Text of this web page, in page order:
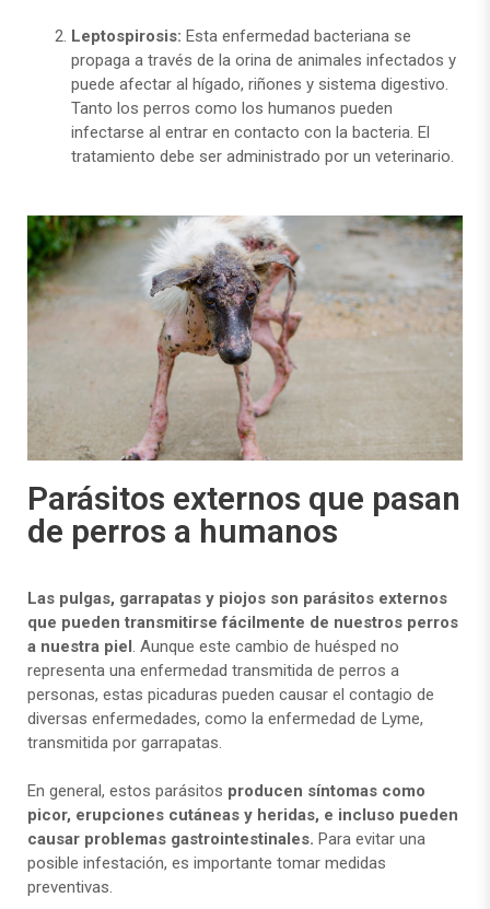
Leptospirosis: Esta enfermedad bacteriana se
propaga a través de la orina de animales infectados y
puede afectar al hígado, riñones y sistema digestivo.
Tanto los perros como los humanos pueden
infectarse al entrar en contacto con la bacteria. El
tratamiento debe ser administrado por un veterinario.
Parásitos externos que pasan
de perros a humanos
Las pulgas, garrapatas y piojos son parásitos externos
que pueden transmitirse fácilmente de nuestros perros
a nuestra piel . Aunque este cambio de huésped no
representa una enfermedad transmitida de perros a
personas, estas picaduras pueden causar el contagio de
diversas enfermedades, como la enfermedad de Lyme,
transmitida por garrapatas.
En general, estos parásitos producen síntomas como
picor, erupciones cutáneas y heridas, e incluso pueden
causar problemas gastrointestinales. Para evitar una
posible infestación, es importante tomar medidas
preventivas.